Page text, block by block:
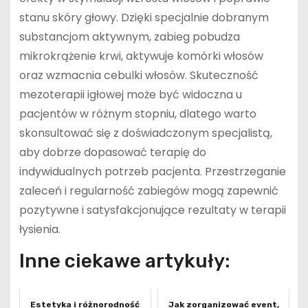
stanu skóry głowy. Dzięki specjalnie dobranym
substancjom aktywnym, zabieg pobudza
mikrokrążenie krwi, aktywuje komórki włosów
oraz wzmacnia cebulki włosów. Skuteczność
mezoterapii igłowej może być widoczna u
pacjentów w różnym stopniu, dlatego warto
skonsultować się z doświadczonym specjalistą,
aby dobrze dopasować terapię do
indywidualnych potrzeb pacjenta. Przestrzeganie
zaleceń i regularność zabiegów mogą zapewnić
pozytywne i satysfakcjonujące rezultaty w terapii
łysienia.
Inne ciekawe artykuły:
Estetyka i różnorodność Jak zorganizować event,